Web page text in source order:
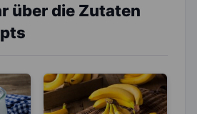
über die Zutaten